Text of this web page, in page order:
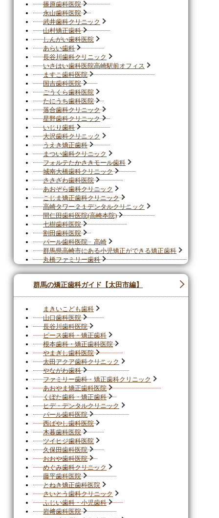
篠原歯科医院
永山歯科医院
武井歯科クリニック
山村矯正歯科
しんがい歯科医院
あらい歯科
長谷川歯科クリニック
いさはい歯科医院高崎駅前オフィス
ますこ歯科医院
国吉歯科医院
ごうくら歯科医院
たにうち歯科医院
落合歯科クリニック
星野歯科クリニック
いじり歯科
大沢歯科クリニック
うえき矯正歯科
まつい歯科クリニック
フォルテたかさきモール歯科
城南大橋歯科クリニック
ささざわ歯科医院
あおぞら歯科クリニック
こじま矯正歯科クリニック
高崎タワー２１デンタルクリニック
間仁田歯科医院(高崎本院)
七樹歯科医院
割田歯科医院
パール歯科医院 高崎
群馬県高崎市にある小児矯正ができる矯正歯科
丸橋ファミリー歯科
群馬の矯正歯科ガイド【太田市編】
まきいこども歯科
山口歯科医院
長谷川歯科医院
ピース歯科・矯正歯科
根本歯科・矯正歯科医院
やまぎし歯科医院
太田アクア歯科クリニック
やながわ歯科
ファミリー歯科・矯正歯科クリニック
あおやま矯正歯科医院
くぼた歯科・矯正歯科
ヒデ・デンタルクリニック
パール歯科医院
西ばやし歯科医院
木暮歯科医院
ツイヒジ歯科医院
久保田歯科医院
おおや歯科医院
めぐみ歯科クリニック
藤平歯科医院
とねき矯正歯科医院
さいとう歯科クリニック
ふじい歯科・小児歯科
岩﨑歯科医院